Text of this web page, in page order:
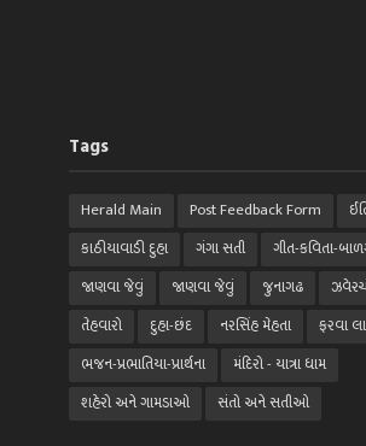
Tags
Herald Main Post Feedback Form
કાઠીયાવાડી દુહા
ગંગા સતી
ગીત-કવિતા-
જાણવા જેવું
જાણવા જેવું જુનાગઢ
તેહવારો
દુહા-છંદ નરસિંહ મેહતા
ફરવા
ભજન-પ્રભાતિયા-પ્રાર્થના
મંદિરો - યાત્રા ધામ
શહેરો અને ગામડાઓ
સંતો અને સતીઓ